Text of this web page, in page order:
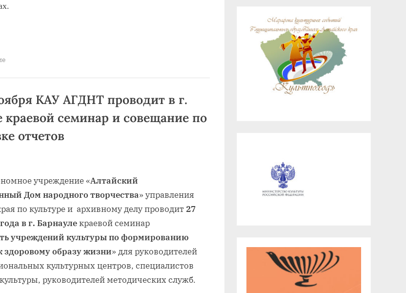
КАУ АГДНТ проводит в г.
краевой семинар и совещание по
отчетов
учреждение «Алтайский
Дом народного творчества» управления
по культуре и архивному делу проводит 27
в г. Барнаулекраевой семинар
учреждений культуры по формированию
образу жизни» для руководителей
культурных центров, специалистов
руководителей методических служб.